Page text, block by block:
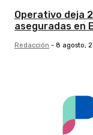
Operativo deja
aseguradas en
Redacción - 8 agosto,